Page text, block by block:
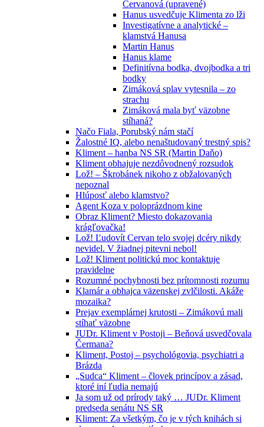
Cervanová (upravené)
Hanus usvedčuje Klimenta zo lži
Investigatívne a analytické –
klamstvá Hanusa
Martin Hanus
Hanus klame
Definitívna bodka, dvojbodka a tri
bodky
Zimáková splav vytesnila – zo
strachu
Zimáková mala byť väzobne
stíhaná?
Načo Fiala, Porubský nám stačí
Žalostné IQ, alebo nenaštudovaný trestný spis?
Kliment – hanba NS SR (Martin Daňo)
Kliment obhajuje nezdôvodnený rozsudok
Lož! – Škrobánek nikoho z obžalovaných
nepoznal
Hlúposť alebo klamstvo?
Agent Koza v poloprázdnom kine
Obraz Kliment? Miesto dokazovania
krágľovačka!
Lož! Ľudovít Cervan telo svojej dcéry nikdy
nevidel. V žiadnej pitevni nebol!
Lož! Kliment politickú moc kontaktuje
pravidelne
Rozumné pochybnosti bez prítomnosti rozumu
Klamár a obhajca väzenskej zvlčilosti. Akáže
mozaika?
Prejav exemplárnej krutosti – Zimákovú mali
stíhať väzobne
JUDr. Kliment v Postoji – Beňová usvedčovala
Čermana?
Kliment, Postoj – psychológovia, psychiatri a
Brázda
„Sudca“ Kliment – človek princípov a zásad,
ktoré iní ľudia nemajú
Ja som už od prírody taký … JUDr. Kliment
predseda senátu NS SR
Kliment: Za všetkým, čo je v tých knihách si